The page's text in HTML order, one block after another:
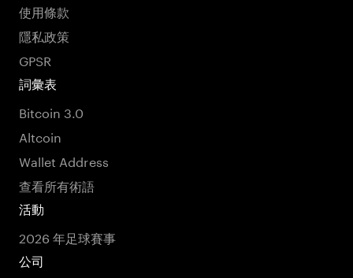
使用條款
隱私政策
GPSR
詞彙表
Bitcoin 3.0
Altcoin
Wallet Address
查看所有術語
活動
2026 年足球賽事
公司